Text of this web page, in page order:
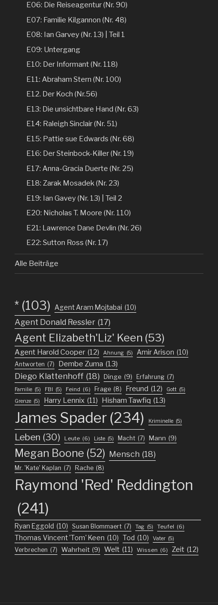
E06: Die Reiseagentur (Nr. 90)
E07: Familie Kilgannon (Nr. 48)
E08: Ian Garvey (Nr. 13) | Teil 1
E09: Untergang
E10: Der Informant (Nr. 118)
E11: Abraham Stern (Nr. 100)
E12. Der Koch (Nr.56)
E13: Die unsichtbare Hand (Nr. 63)
E14: Raleigh Sinclair (Nr. 51)
E15: Pattie sue Edwards (Nr. 68)
E16: Der Steinbock-Killer (Nr. 19)
E17: Anna-Gracia Duerte (Nr. 25)
E18: Zarak Mosadek (Nr. 23)
E19: Ian Gavey (Nr. 13) | Teil 2
E20: Nicholas T. Moore (Nr. 110)
E21: Lawrence Dane Devlin (Nr. 26)
E22: Sutton Ross (Nr. 17)
Alle Beiträge
* (103) Agent Aram Mojtabai (10)
Agent Donald Ressler (17)
Agent Elizabeth'Liz' Keen (53)
Agent Harold Cooper (12) Ahnung (5) Amir Arison (10)
Antworten (7) Dembe Zuma (13)
Diego Klattenhoff (18) Dinge (9) Erfahrung (7)
Familie (5) FBI (5) Feind (6) Frage (8) Freund (12) Gott (5)
Grenze (5) Harry Lennix (11) Hisham Tawfiq (13)
James Spader (234) Kriminelle (5)
Leben (30) Leute (6) Liste (5) Macht (7) Mann (9)
Megan Boone (52) Mensch (18)
Mr. 'Kate' Kaplan (7) Rache (8)
Raymond 'Red' Reddington
(241)
Ryan Eggold (10) Susan Blommaert (7) Tag (5) Teufel (6)
Thomas Vincent 'Tom' Keen (10) Tod (10) Vater (5)
Verbrechen (7) Wahrheit (9) Welt (11) Wissen (6) Zeit (12)